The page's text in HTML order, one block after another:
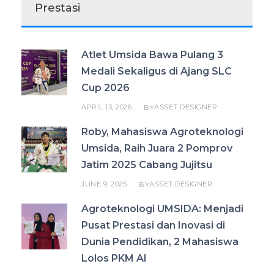
Prestasi
Atlet Umsida Bawa Pulang 3
Medali Sekaligus di Ajang SLC
Cup 2026
APRIL 13, 2026 BYASSET DESIGNER
Roby, Mahasiswa Agroteknologi
Umsida, Raih Juara 2 Pomprov
Jatim 2025 Cabang Jujitsu
JUNE 9, 2025 BYASSET DESIGNER
Agroteknologi UMSIDA: Menjadi
Pusat Prestasi dan Inovasi di
Dunia Pendidikan, 2 Mahasiswa
Lolos PKM AI